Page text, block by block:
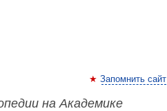
Запомнить сайт
на Академике